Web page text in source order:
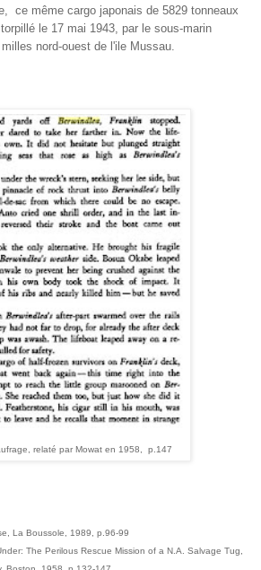
ce même cargo japonais de 5829 tonneaux
le 17 mai 1943, par le sous-marin
nord-ouest de l'ile Mussau.
relaté par Mowat en 1958, p.147
La Boussole, 1989, p.96-99
The Perilous Rescue Mission of a N.A. Salvage Tug,